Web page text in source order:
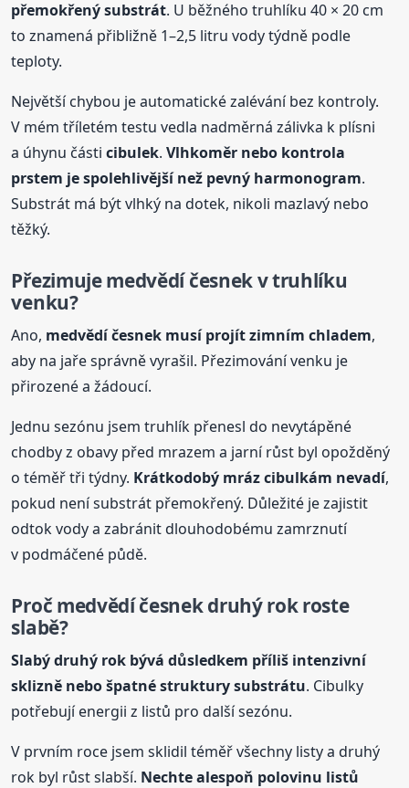
přemokřený substrát. U běžného truhlíku 40 × 20 cm
to znamená přibližně 1–2,5 litru vody týdně podle
teploty.
Největší chybou je automatické zalévání bez kontroly.
V mém tříletém testu vedla nadměrná zálivka k plísni
a úhynu částicibulek.Vlhkoměr nebo kontrola
prstem je spolehlivější než pevný harmonogram.
Substrát má být vlhký na dotek, nikoli mazlavý nebo
těžký.
Přezimuje medvědí česnek v truhlíku
venku?
Ano, medvědí česnek musí projít zimním chladem,
aby na jaře správně vyrašil. Přezimování venku je
přirozené a žádoucí.
Jednu sezónu jsem truhlík přenesl do nevytápěné
chodby z obavy před mrazem a jarní růst byl opožděný
o téměř tři týdny. Krátkodobý mráz cibulkám nevadí,
pokud není substrát přemokřený. Důležité je zajistit
odtok vody a zabránit dlouhodobému zamrznutí
v podmáčené půdě.
Proč medvědí česnek druhý rok roste
slabě?
Slabý druhý rok bývá důsledkem příliš intenzivní
sklizně nebo špatné struktury substrátu. Cibulky
potřebují energii z listů pro další sezónu.
V prvním roce jsem sklidil téměř všechny listy a druhý
rok byl růst slabší. Nechte alespoň polovinu listů